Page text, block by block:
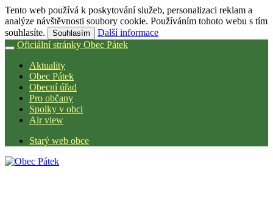
Tento web používá k poskytování služeb, personalizaci reklam a
analýze návštěvnosti soubory cookie. Používáním tohoto webu s tím
souhlasíte.
Souhlasím
Další informace
Oficiální stránky Obec Pátek
Aktuality
Obec Pátek
Obecní úřad
Pro občany
Spolky v obci
Air view
Starý web obce